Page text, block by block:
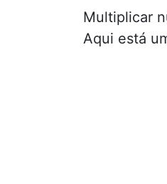
Multiplicar
Aqui está